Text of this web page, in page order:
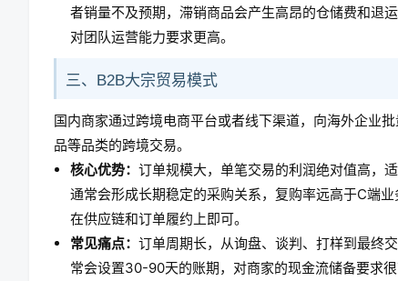
者销量不及预期，滞销商品会产生高昂的仓储费和退
对团队运营能力要求更高。
三、B2B大宗贸易模式
国内商家通过跨境电商平台或者线下渠道，向海外企业
品等品类的跨境交易。
核心优势： 订单规模大，单笔交易的利润绝对值高，
通常会形成长期稳定的采购关系，复购率远高于C端
在供应链和订单履约上即可。
常见痛点： 订单周期长，从询盘、谈判、打样到最终
常会设置30-90天的账期，对商家的现金流储备要求